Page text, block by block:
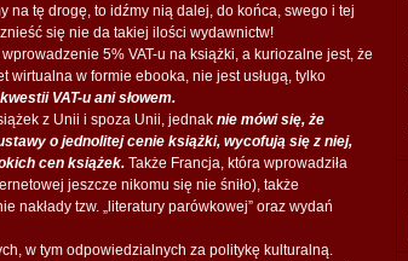
na tę drogę, to idźmy nią dalej, do końca, swego i tej
się nie da takiej ilości wydawnictw!
5% VAT-u na książki, a kuriozalne jest, że
wirtualna w formie ebooka, nie jest usługą, tylko
VAT-u ani słowem.
z Unii i spoza Unii, jednak nie mówi się, że
o jednolitej cenie książki, wycofują się z niej,
cen książek. Także Francja, która wprowadziła
jeszcze nikomu się nie śniło), także
nakłady tzw. „literatury parówkowej” oraz wydań
w tym odpowiedzialnych za politykę kulturalną.